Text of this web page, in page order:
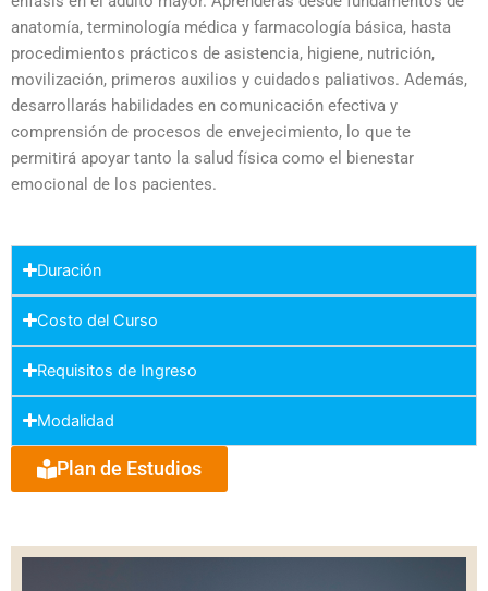
anatomía, terminología médica y farmacología básica, hasta
procedimientos prácticos de asistencia, higiene, nutrición,
movilización, primeros auxilios y cuidados paliativos. Además,
desarrollarás habilidades en comunicación efectiva y
comprensión de procesos de envejecimiento, lo que te
permitirá apoyar tanto la salud física como el bienestar
emocional de los pacientes.
Duración
Costo del Curso
Requisitos de Ingreso
Modalidad
Plan de Estudios